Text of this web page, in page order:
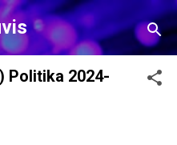
content
Politika 2024-